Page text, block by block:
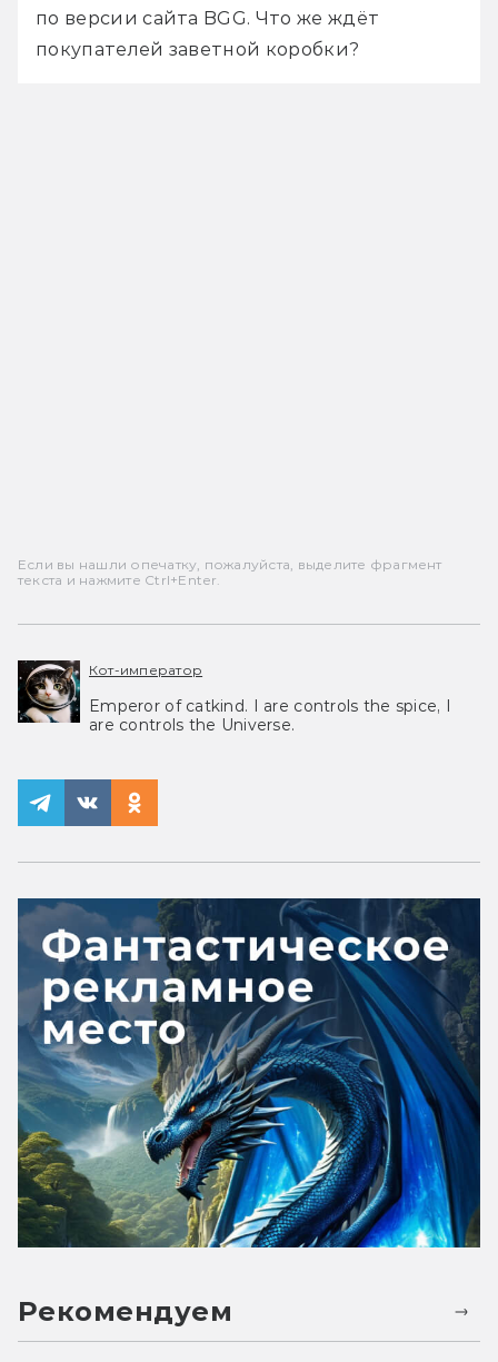
по версии сайта BGG. Что же ждёт
покупателей заветной коробки?
Если вы нашли опечатку, пожалуйста, выделите фрагмент
текста и нажмите Ctrl+Enter.
Кот-император
Emperor of catkind. I are controls the spice, I
are controls the Universe.
Рекомендуем